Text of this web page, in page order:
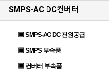
SMPS-AC DC컨버터
▣ SMPS-AC DC 전원공급
▣ SMPS 부속품
▣ 컨버터 부속품